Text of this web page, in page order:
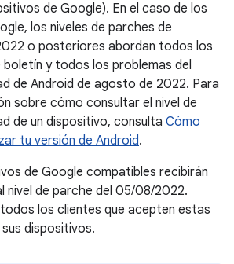
de Google). En el caso de los
los niveles de parches de
o posteriores abordan todos los
y todos los problemas del
de Android de agosto de 2022. Para
sobre cómo consultar el nivel de
de un dispositivo, consulta Cómo
tu versión de Android.
de Google compatibles recibirán
nivel de parche del 05/08/2022.
los clientes que acepten estas
dispositivos.